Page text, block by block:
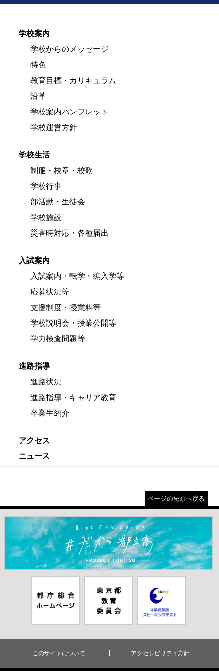
学校案内
学校からのメッセージ
特色
教育目標・カリキュラム
沿革
学校案内パンフレット
学校運営方針
学校生活
制服・校章・校歌
学校行事
部活動・生徒会
学校施設
災害時対応・各種届出
入試案内
入試案内・転学・編入学等
応募状況等
支援制度・授業料等
学校説明会・授業公開等
学力検査問題等
進路指導
進路状況
進路指導・キャリア教育
卒業生紹介
アクセス
ニュース
ページの先頭へ戻る
＃だから都立高（別ウインドウが開きます）
ムページ（別
ウインドウが
員会（別ウイ
ンドウが開き
ピーキングテ
スト（別ウイ
ンドウが開き
このサイトについて アクセシビリティ方針